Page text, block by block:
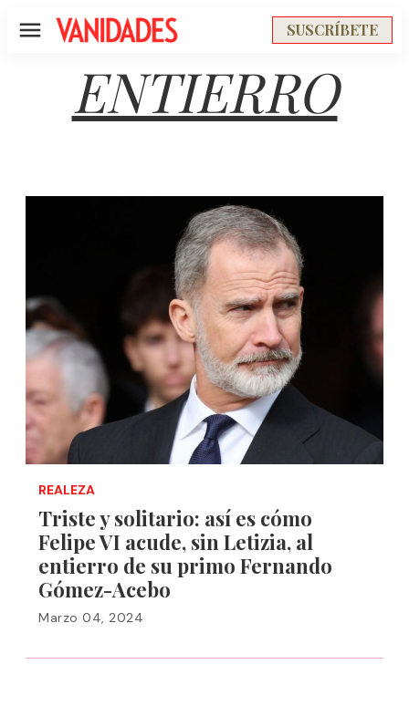
Menú SUSCRÍBETE
ENTIERRO
REALEZA
Triste y solitario: así es cómo
Felipe VI acude, sin Letizia, al
entierro de su primo Fernando
Gómez-Acebo
Marzo 04, 2024